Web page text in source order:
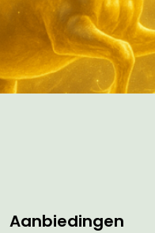
Aanbiedingen